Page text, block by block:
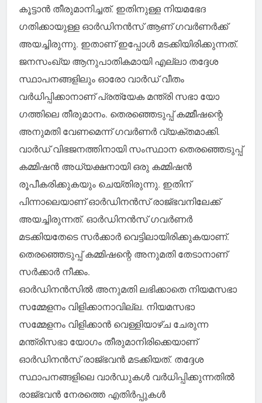
കൂട്ടാൻ തീരുമാനിച്ചത്. ഇതിനുള്ള നിയമഭേദ​
ഗതിക്കായുള്ള ഓർഡിനൻസ് ​ആണ് ​ഗവർണർക്ക്
അയച്ചിരുന്നു. ഇതാണ് ഇപ്പോൾ മടക്കിയിരിക്കുന്നത്.
ജനസംഖ്യ ആനുപാതികമായി എല്ലാ തദ്ദേശ
സ്ഥാപനങ്ങളിലും ഓരോ വാർ‍ഡ് വീതം
വർധിപ്പിക്കാനാണ് പ്രത്യേക മന്ത്രി സഭാ യോ​
ഗത്തിലെ തീരുമാനം. തെരഞ്ഞെടുപ്പ് കമ്മീഷന്റെ
അനുമതി വേണമെന്ന് ​ഗവർണർ വ്യക്തമാക്കി.
വാർഡ് വിഭജനത്തിനായി സംസ്ഥാന തെരഞ്ഞെടുപ്പ്
കമ്മിഷൻ അധ്യക്ഷനായി ഒരു കമ്മിഷൻ
രൂപീകരിക്കുകയും ചെയ്തിരുന്നു. ഇതിന്
പിന്നാലെയാണ് ഓർഡിനൻസ് രാജ്ഭവനിലേക്ക്
അയച്ചിരുന്നത്. ഓർഡിനൻസ് ഗവർണർ
മടക്കിയതേടെ സർക്കാർ വെട്ടിലായിരിക്കുകയാണ്.
തെരഞ്ഞെടുപ്പ് കമ്മിഷന്റെ അനുമതി തേടാനാണ്
സർക്കാർ നീക്കം.
ഓർഡിനൻസിൽ അനുമതി ലഭിക്കാതെ നിയമസഭാ
സമ്മേളനം വിളിക്കാനാവില്ല. നിയമസഭാ
സമ്മേളനം വിളിക്കാൻ വെള്ളിയാഴ്ച ചേരുന്ന
മന്ത്രിസഭാ യോഗം തീരുമാനിരിക്കെയാണ്
ഓർഡിനൻസ് രാജ്ഭവൻ മടക്കിയത്. തദ്ദേശ
സ്ഥാപനങ്ങളിലെ വാർഡുകൾ വർധിപ്പിക്കുന്നതിൽ
രാജ്ഭവൻ നേരത്തെ എതിർപ്പുകൾ